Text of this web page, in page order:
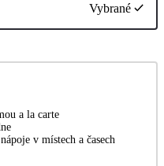
Vybrané
a la carte
v místech a časech